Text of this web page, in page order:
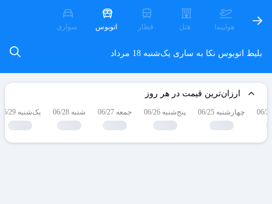
هواپیما هتل قطار اتوبوس سواری
بلیط اتوبوس نکا به ساری یک‌شنبه 18 مرداد
ارزان‌ترین قیمت در هر روز
چهارشنبه 06/25 پنج‌شنبه 06/26 جمعه 06/27 شنبه 06/28 یک‌شنبه 06/29